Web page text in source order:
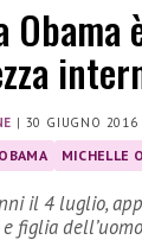
Obama
| 30 GIUGNO 2016
MICHELLE
il 4 luglio,
figlia